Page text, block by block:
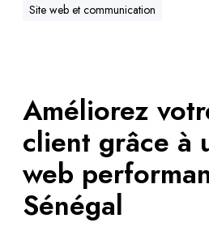
Site web et communication
Améliorez
client grâce à
web
Sénégal